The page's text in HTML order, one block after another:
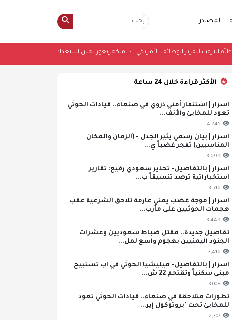
المصادر
تحت وطأة الترقب لتقرير الوظائف الأمريكي•ماكغريغور يعلن استعداده للعودة
الأكثر قراءة خلال 24 ساعة
اسرار | استنفار أمني ذروي في صنعاء.. قيادات الحوثي
تعود للمخابئ والأنف...
4,245
اسرار | بيان رسمي يثير الجدل - (الزمان والمكان
المناسبين) تفجر غضباً ي...
3,699
اسرار | بالتفاصيل- تحذير سعودي رفيع: تقارير
استخباراتية ترصد تنسيقاً ب...
3,516
اسرار | موجة غضب يمني عارمة تلاحق الشرعية عقب
هجمات الحوثيين على مأرب...
3,449
تفاصيل جديدة.. مقتل ضباط سعوديين وعشرات
الجنود اليمنيين بهجوم واسع لمل...
3,416
اسرار | بالتفاصيل- ميليشيا الحوثي في إب تستبيح
مبنى سكنياً وتقتحم 22 ش...
3,008
تطورات متلاحقة في صنعاء.. قيادات الحوثي تعود
للمخابئ تحت "بروتوكول إير...
2,307